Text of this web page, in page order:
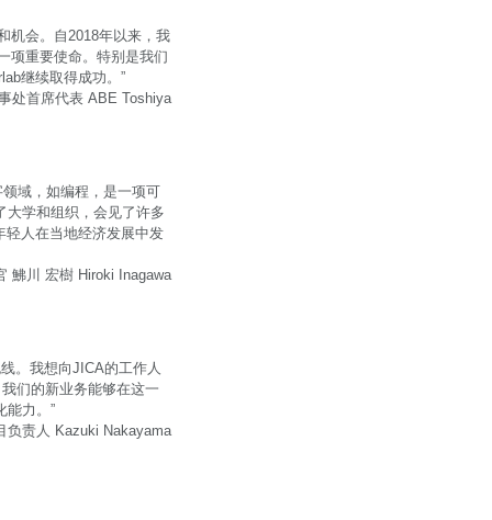
机会。自2018年以来，我
项重要使命。特别是我们
继续取得成功。”
首席代表 ABE Toshiya
域，如编程，是一项可
大学和组织，会见了许多
轻人在当地经济发展中发
鮄川 宏樹 Hiroki Inagawa
。我想向JICA的工作人
们的新业务能够在这一
能力。”
责人 Kazuki Nakayama